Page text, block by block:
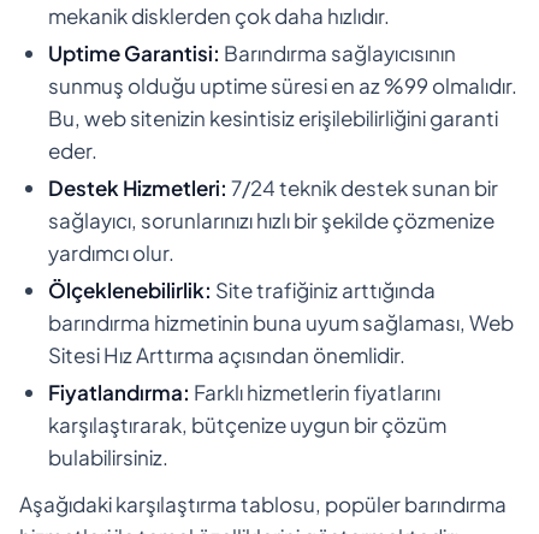
mekanik disklerden çok daha hızlıdır.
Uptime Garantisi: Barındırma sağlayıcısının
sunmuş olduğu uptime süresi en az %99 olmalıdır.
Bu, web sitenizin kesintisiz erişilebilirliğini garanti
eder.
Destek Hizmetleri: 7/24 teknik destek sunan bir
sağlayıcı, sorunlarınızı hızlı bir şekilde çözmenize
yardımcı olur.
Ölçeklenebilirlik: Site trafiğiniz arttığında
barındırma hizmetinin buna uyum sağlaması, Web
Sitesi Hız Arttırma açısından önemlidir.
Fiyatlandırma: Farklı hizmetlerin fiyatlarını
karşılaştırarak, bütçenize uygun bir çözüm
bulabilirsiniz.
Aşağıdaki karşılaştırma tablosu, popüler barındırma